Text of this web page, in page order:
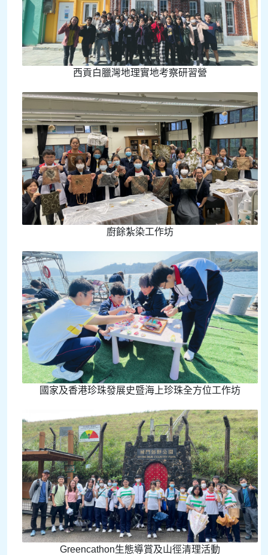
西貢白臘灣地理實地考察研習營
廚餘紮染工作坊
國家及香港珍珠發展史暨海上珍珠全方位工作坊
Greencathon生態導賞及山徑清理活動